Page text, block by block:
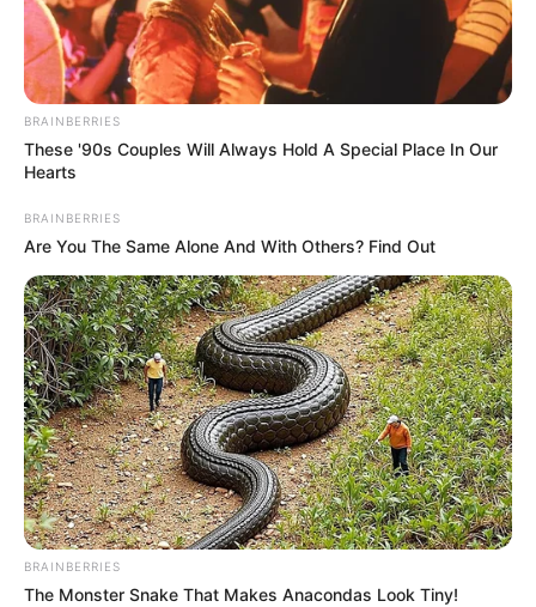
beiden Parkanlagen ist kaum wahrnehmbar. Direkt vom
Ilmpark aus führt eine reizvoll angelegte Treppe zu der
schlossartigen Villa empor. Der prunkvolle, von einem
urwüchsigen Garten umgebene Bau diente zu DDR-
Stiftung verwaltet, die hier auch Ausstellungen durchführt
Öffnungszeiten der im Ilmpark liegenden
Sehenswürdigkeiten:
Der Ilmpark ist jederzeit kostenlos zugänglich
Goethes Gartenhaus: Täglich von 10:00 Uhr - 18:00
Uhr (im Winter bis 16:00 Uhr) - Telefon: 03643-
545375
Römisches Haus: Täglich außer Montag von 10:00
Uhr - 13:00 Uhr und 14:00 Uhr - 18:00 Uhr (im
Winter geschlossen) - Telefon: 03643-545382
Parkhöhle: Täglich außer Montag von 10:00 Uhr
BRAINBERRIES
These '90s Couples Will Always Hold A Special Place In Our
Hearts
BRAINBERRIES
Are You The Same Alone And With Others? Find Out
BRAINBERRIES
The Monster Snake That Makes Anacondas Look Tiny!